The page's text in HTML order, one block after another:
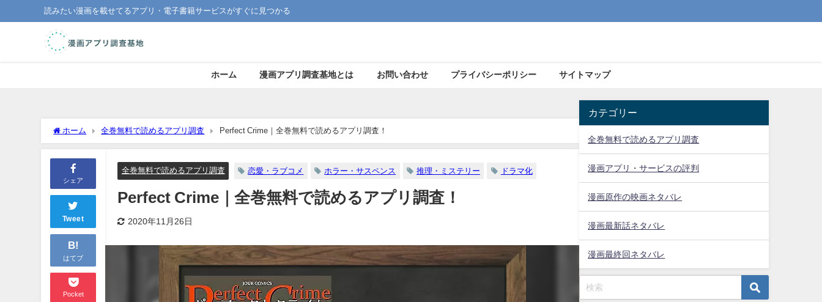
読みたい漫画を載せてるアプリ・電子書籍サービスがすぐに見つかる
ホーム 漫画アプリ調査基地とは お問い合わせ プライバシーポリシー サイトマップ
ホーム 全巻無料で読めるアプリ調査 Perfect Crime｜全巻無料で読めるアプリ調査！
シェア
Tweet
B!
はてブ
Pocket
全巻無料で読めるアプリ調査 恋愛・ラブコメ ホラー・サスペンス 推理・ミステリー ドラマ化
Perfect Crime｜全巻無料で読めるアプリ調査！
2020年11月26日
カテゴリー
全巻無料で読めるアプリ調査
漫画アプリ・サービスの評判
漫画原作の映画ネタバレ
漫画最新話ネタバレ
漫画最終回ネタバレ